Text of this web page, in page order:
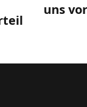
uns